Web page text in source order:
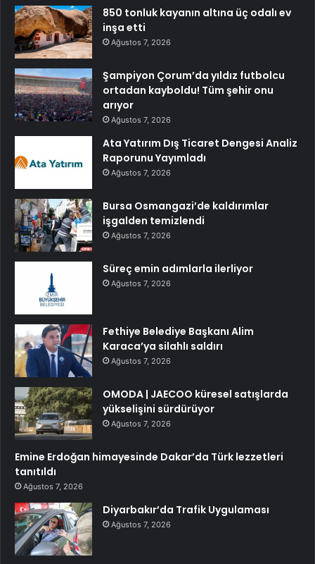
850 tonluk kayanın altına üç odalı ev
inşa etti
Ağustos 7, 2026
Şampiyon Çorum’da yıldız futbolcu
ortadan kayboldu! Tüm şehir onu
arıyor
Ağustos 7, 2026
Ata Yatırım Dış Ticaret Dengesi Analiz
Raporunu Yayımladı
Ağustos 7, 2026
Bursa Osmangazi’de kaldırımlar
işgalden temizlendi
Ağustos 7, 2026
Süreç emin adımlarla ilerliyor
Ağustos 7, 2026
Fethiye Belediye Başkanı Alim
Karaca’ya silahlı saldırı
Ağustos 7, 2026
OMODA | JAECOO küresel satışlarda
yükselişini sürdürüyor
Ağustos 7, 2026
Emine Erdoğan himayesinde Dakar’da Türk lezzetleri
tanıtıldı
Ağustos 7, 2026
Diyarbakır’da Trafik Uygulaması
Ağustos 7, 2026